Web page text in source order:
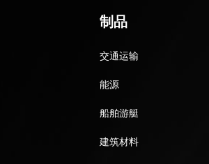
制品
交通运输
能源
船舶游艇
建筑材料